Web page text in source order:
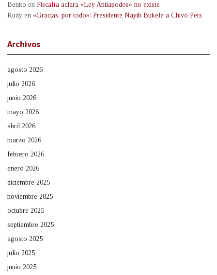
Benito en Fiscalía aclara «Ley Antiapodos» no existe
Rudy en «Gracias, por todo»: Presidente Nayib Bukele a Chivo Pets
Archivos
agosto 2026
julio 2026
junio 2026
mayo 2026
abril 2026
marzo 2026
febrero 2026
enero 2026
diciembre 2025
noviembre 2025
octubre 2025
septiembre 2025
agosto 2025
julio 2025
junio 2025